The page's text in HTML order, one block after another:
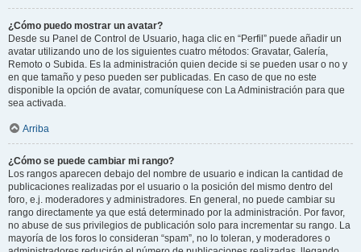
¿Cómo puedo mostrar un avatar?
Desde su Panel de Control de Usuario, haga clic en “Perfil” puede añadir un
avatar utilizando uno de los siguientes cuatro métodos: Gravatar, Galería,
Remoto o Subida. Es la administración quien decide si se pueden usar o no y
en que tamaño y peso pueden ser publicadas. En caso de que no este
disponible la opción de avatar, comuníquese con La Administración para que
sea activada.
Arriba
¿Cómo se puede cambiar mi rango?
Los rangos aparecen debajo del nombre de usuario e indican la cantidad de
publicaciones realizadas por el usuario o la posición del mismo dentro del
foro, e.j. moderadores y administradores. En general, no puede cambiar su
rango directamente ya que está determinado por la administración. Por favor,
no abuse de sus privilegios de publicación solo para incrementar su rango. La
mayoría de los foros lo consideran “spam”, no lo toleran, y moderadores o